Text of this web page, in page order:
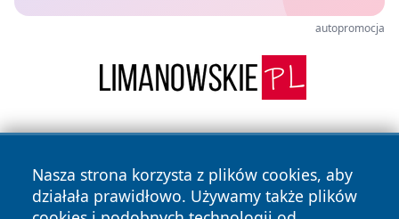
autopromocja
Nasza strona korzysta z plików cookies, aby
działała prawidłowo. Używamy także plików